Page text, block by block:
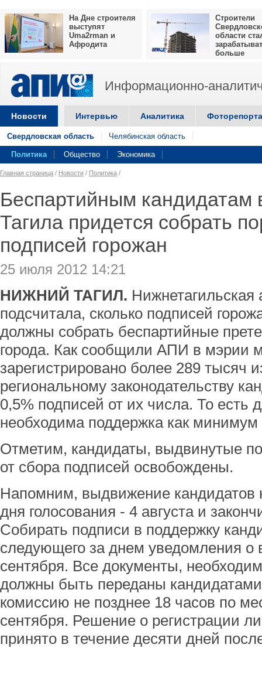
На Дне строителя
выступят
Uma2rman и
Афродита
Строители
области
больше
Информационно-
Новости Интервью Аналитика
Свердловская область Челябинская область
Политика Общество Экономика
Главная страница / Новости / Политика /
Беспартийным кандидатам
Тагила придется собрать
подписей горожан
25 июля 2012 14:21
НИЖНИЙ ТАГИЛ.
подсчитала, сколько подписей
должны собрать беспартийные
города. Как сообщили АПИ в мэрии
зарегистрировано более 289 тысяч
региональному законодательству
0,5% подписей от их числа. То есть
необходима поддержка как минимум
Отметим, кандидаты, выдвинутые
от сбора подписей освобождены.
Напомним, выдвижение кандидатов
дня голосования - 4 августа и
Собирать подписи в поддержку
следующего за днем уведомления
сентября. Все документы,
должны быть переданы
комиссию не позднее 18 часов по
сентября. Решение о регистрации
принято в течение десяти дней